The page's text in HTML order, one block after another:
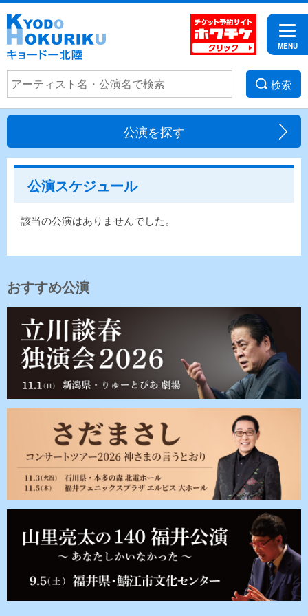
検索
公演を探す
公演スケジュール
該当の公演はありませんでした。
おすすめ公演